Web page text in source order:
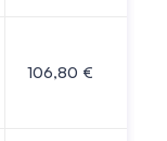
106,80 €